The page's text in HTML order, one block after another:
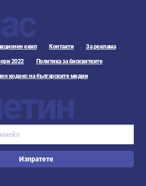
екип Контакти За реклама
2022 Политика за бисквитките
кодекс на българските медии
Изпратете